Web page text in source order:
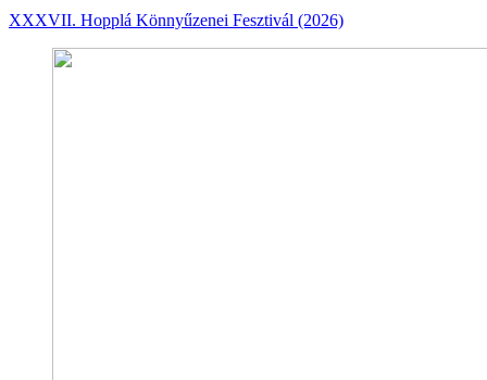
XXXVII. Hopplá Könnyűzenei Fesztivál (2026)